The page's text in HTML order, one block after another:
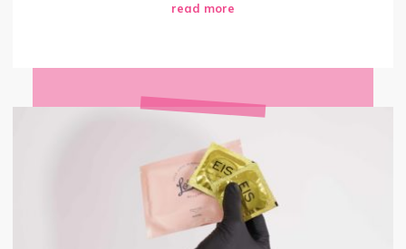
read more
sicher!"
Safer
Sex
ist
sexy